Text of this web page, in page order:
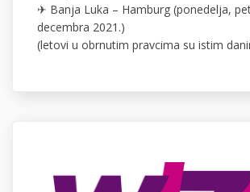
✈ Banja Luka – Hamburg (ponedelja,
decembra 2021.)
(letovi u obrnutim pravcima su istim